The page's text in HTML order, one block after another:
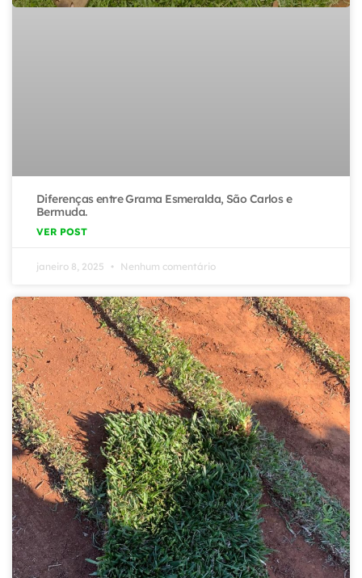
Diferenças entre Grama Esmeralda, São Carlos e
Bermuda.
VER POST
janeiro 8, 2025 Nenhum comentário